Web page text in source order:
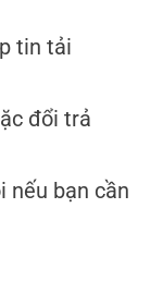
tin tải
đổi trả
nếu bạn cần